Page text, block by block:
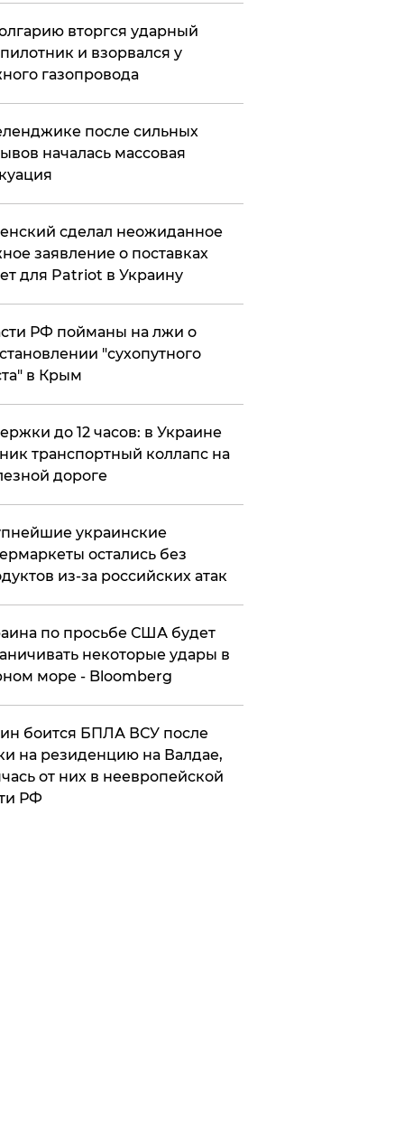
вторгся ударный
и взорвался у
газопровода
после сильных
началась массовая
сделал неожиданное
заявление о поставках
для Patriot в Украину
РФ пойманы на лжи о
"сухопутного
в Крым
до 12 часов: в Украине
транспортный коллапс на
дороге
украинские
остались без
из-за российских атак
по просьбе США будет
некоторые удары в
море - Bloomberg
боится БПЛА ВСУ после
на резиденцию на Валдае,
от них в неевропейской
РФ